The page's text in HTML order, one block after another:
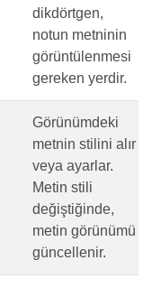
dikdörtgen,
notun metninin
görüntülenmesi
gereken yerdir.
Görünümdeki
metnin stilini alır
veya ayarlar.
Metin stili
değiştiğinde,
metin görünümü
güncellenir.